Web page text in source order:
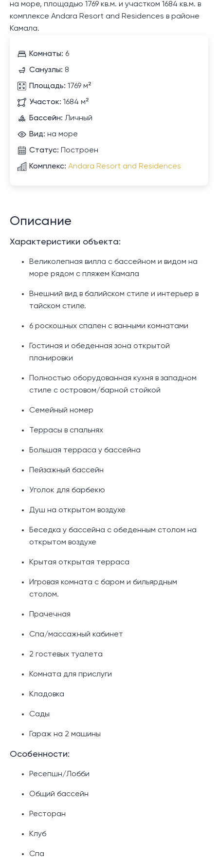
на море, площадью 1769 кв.м. и участком 1684 кв.м. в
комплексе Andara Resort and Residences в районе
Камала.
Комнаты: 6
Санузлы: 8
Площадь: 1769 м²
Участок: 1684 м²
Бассейн: Личный
Вид: на море
Статус: Построен
Комплекс: Andara Resort and Residences
Описание
Характеристики объекта:
Великолепная вилла с бассейном и видом на
море рядом с пляжем Камала
Внешний вид в балийском стиле и интерьер в
тайском стиле.
6 роскошных спален с ванными комнатами
Гостиная и обеденная зона открытой
планировки
Полностью оборудованная кухня в западном
стиле с островом/барной стойкой
Семейный номер
Террасы в спальнях
Большая терраса у бассейна
Пейзажный бассейн
Уголок для барбекю
Душ на открытом воздухе
Беседка у бассейна с обеденным столом на
открытом воздухе
Крытая открытая терраса
Игровая комната с баром и бильярдным
столом.
Прачечная
Спа/массажный кабинет
2 гостевых туалета
Комната для прислуги
Кладовка
Сады
Гараж на 2 машины
Особенности:
Ресепшн/Лобби
Общий бассейн
Ресторан
Клуб
Спа